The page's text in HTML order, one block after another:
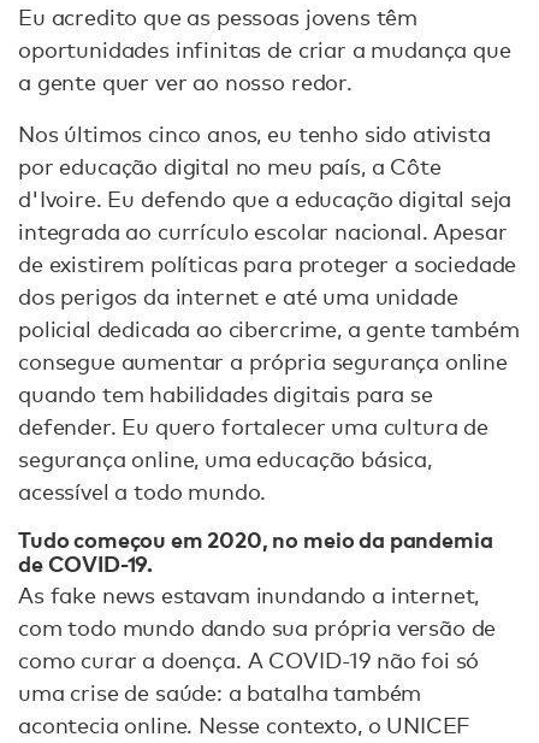
Eu acredito que as pessoas jovens têm
oportunidades infinitas de criar a mudança que
a gente quer ver ao nosso redor.
Nos últimos cinco anos, eu tenho sido ativista
por educação digital no meu país, a Côte
d'Ivoire. Eu defendo que a educação digital seja
integrada ao currículo escolar nacional. Apesar
de existirem políticas para proteger a sociedade
dos perigos da internet e até uma unidade
policial dedicada ao cibercrime, a gente também
consegue aumentar a própria segurança online
quando tem habilidades digitais para se
defender. Eu quero fortalecer uma cultura de
segurança online, uma educação básica,
acessível a todo mundo.
Tudo começou em 2020, no meio da pandemia
de COVID-19.
As fake news estavam inundando a internet,
com todo mundo dando sua própria versão de
como curar a doença. A COVID-19 não foi só
uma crise de saúde: a batalha também
acontecia online. Nesse contexto, o UNICEF